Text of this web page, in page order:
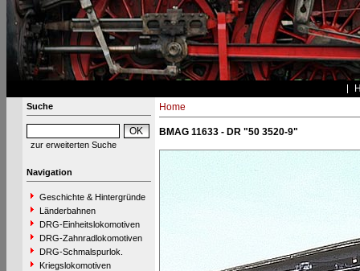
Suche
zur erweiterten Suche
Navigation
Geschichte & Hintergründe
Länderbahnen
DRG-Einheitslokomotiven
DRG-Zahnradlokomotiven
DRG-Schmalspurlok.
Kriegslokomotiven
Home
BMAG 11633 - DR "50 3520-9"